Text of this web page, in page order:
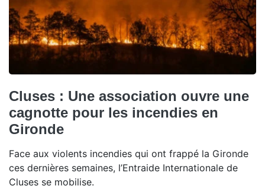
Cluses : Une association ouvre une
cagnotte pour les incendies en
Gironde
Face aux violents incendies qui ont frappé la Gironde
ces dernières semaines, l’Entraide Internationale de
Cluses se mobilise.